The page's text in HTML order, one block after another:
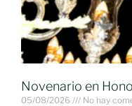
Novenario en
05/08/2026 No hay